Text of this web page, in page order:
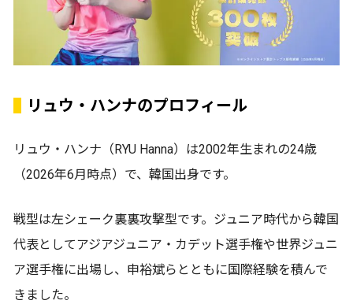
リュウ・ハンナのプロフィール
リュウ・ハンナ（RYU Hanna）は2002年生まれの24歳
（2026年6月時点）で、韓国出身です。
戦型は左シェーク裏裏攻撃型です。ジュニア時代から韓国
代表としてアジアジュニア・カデット選手権や世界ジュニ
ア選手権に出場し、申裕斌らとともに国際経験を積んで
きました。